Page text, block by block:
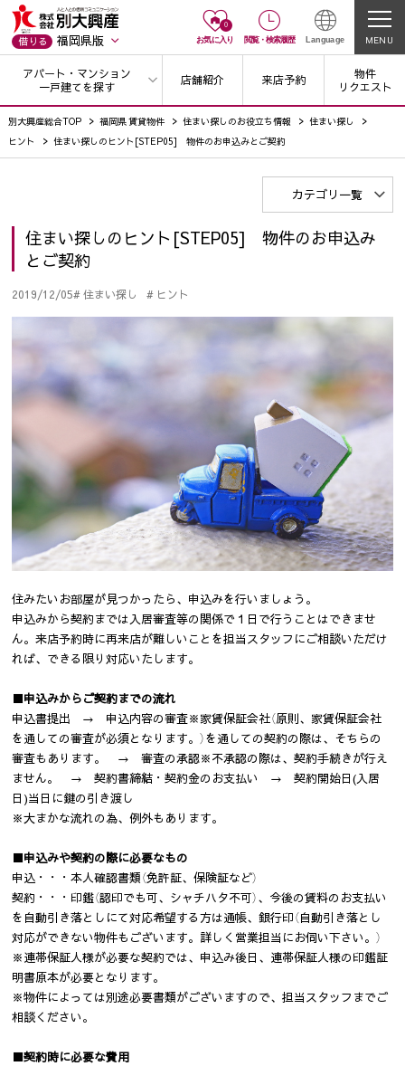
借りる 福岡県版
0
お気に入り 閲覧・ 検索履歴 Language MENU
アパート・マンション
一戸建てを探す
店舗紹介 来店予約
物件
リクエスト
別大興産総合TOP 福岡県 賃貸物件 住まい探しのお役立ち情報
住まい探し
ヒント
住まい探しのヒント[STEP05] 物件のお申込みとご契約
カテゴリ一覧
住まい探しのヒント[STEP05] 物件のお申込み
とご契約
2019/12/05# 住まい探し # ヒント
住みたいお部屋が見つかったら、申込みを行いましょう。
申込みから契約までは入居審査等の関係で１日で行うことはできませ
ん。来店予約時に再来店が難しいことを担当スタッフにご相談いただけ
れば、できる限り対応いたします。
■申込みからご契約までの流れ
申込書提出 → 申込内容の審査※家賃保証会社（原則、家賃保証会社
を通しての審査が必須となります。）を通しての契約の際は、そちらの
審査もあります。 → 審査の承認※不承認の際は、契約手続きが行え
ません。 → 契約書締結・契約金のお支払い → 契約開始日(入居
日)当日に鍵の引き渡し
※大まかな流れの為、例外もあります。
■申込みや契約の際に必要なもの
申込・・・本人確認書類（免許証、保険証など）
契約・・・印鑑（認印でも可、シャチハタ不可）、今後の賃料のお支払い
を自動引き落としにて対応希望する方は通帳、銀行印（自動引き落とし
対応ができない物件もございます。詳しく営業担当にお伺い下さい。）
※連帯保証人様が必要な契約では、申込み後日、連帯保証人様の印鑑証
明書原本が必要となります。
※物件によっては別途必要書類がございますので、担当スタッフまでご
相談ください。
■契約時に必要な費用